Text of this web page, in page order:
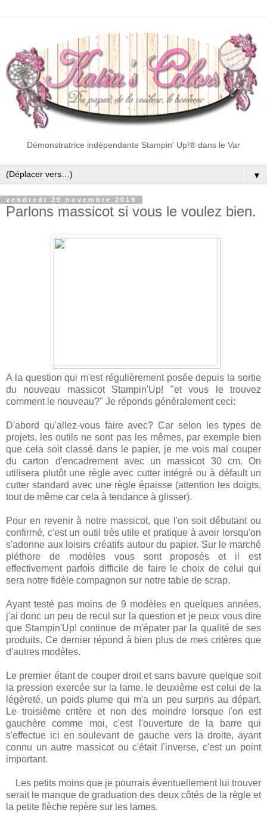
Démonstratrice indépendante Stampin' Up!® dans le Var
▼
vendredi 29 novembre 2019
Parlons massicot si vous le voulez bien.
A la question qui m'est régulièrement posée depuis la sortie
du nouveau massicot Stampin'Up! "et vous le trouvez
comment le nouveau?" Je réponds généralement ceci:
D'abord qu'allez-vous faire avec? Car selon les types de
projets, les outils ne sont pas les mêmes, par exemple bien
que cela soit classé dans le papier, je me vois mal couper
du carton d'encadrement avec un massicot 30 cm. On
utilisera plutôt une règle avec cutter intégré ou à défault un
cutter standard avec une règle épaisse (attention les doigts,
tout de même car cela à tendance à glisser).
Pour en revenir à notre massicot, que l'on soit débutant ou
confirmé, c'est un outil très utile et pratique à avoir lorsqu'on
s'adonne aux loisirs créatifs autour du papier. Sur le marché
pléthore de modèles vous sont proposés et il est
effectivement parfois difficile de faire le choix de celui qui
sera notre fidèle compagnon sur notre table de scrap.
Ayant testé pas moins de 9 modèles en quelques années,
j'ai donc un peu de recul sur la question et je peux vous dire
que Stampin'Up! continue de m'épater par la qualité de ses
produits. Ce dernier répond à bien plus de mes critères que
d'autres modèles.
Le premier étant de couper droit et sans bavure quelque soit
la pression exercée sur la lame. le deuxième est celui de la
légèreté, un poids plume qui m'a un peu surpris au départ.
Le troisième critère et non des moindre lorsque l'on est
gauchère comme moi, c'est l'ouverture de la barre qui
s'effectue ici en soulevant de gauche vers la droite, ayant
connu un autre massicot ou c'était l'inverse, c'est un point
important.
Les petits moins que je pourrais éventuellement lui trouver
serait le manque de graduation des deux côtés de la règle et
la petite flèche repère sur les lames.